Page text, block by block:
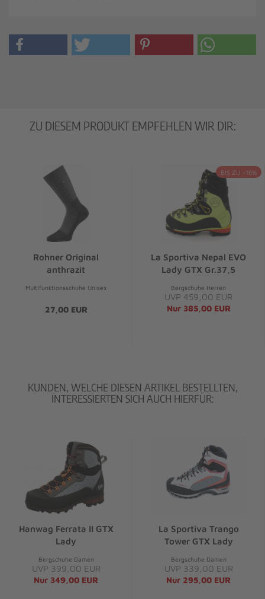
ZU DIESEM PRODUKT EMPFEHLEN WIR DIR:
Rohner Original
anthrazit
Multifunktionsschuhe Unisex
27,00 EUR
BIS ZU -16%
La Sportiva Nepal EVO
Lady GTX Gr.37,5
Bergschuhe Herren
UVP 459,00 EUR
Nur 385,00 EUR
KUNDEN, WELCHE DIESEN ARTIKEL BESTELLTEN,
INTERESSIERTEN SICH AUCH HIERFÜR:
Hanwag Ferrata II GTX
Lady
Bergschuhe Damen
UVP 399,00 EUR
Nur 349,00 EUR
La Sportiva Trango
Tower GTX Lady
Bergschuhe Damen
UVP 339,00 EUR
Nur 295,00 EUR